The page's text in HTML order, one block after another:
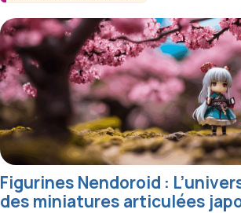
Figurines Nendoroid :
des miniatures articulées